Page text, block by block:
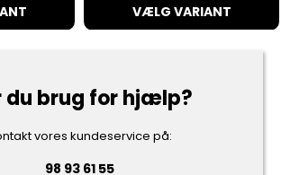
VÆLG VARIANT
du brug for hjælp?
vores kundeservice på:
98 93 61 55